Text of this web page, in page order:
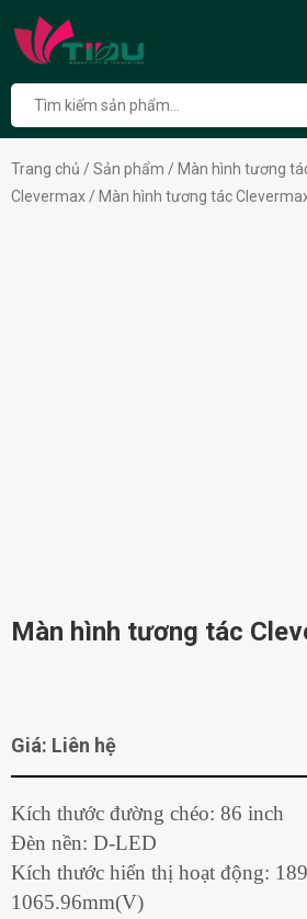
Trang chủ / Sản phẩm / Màn hình tương
Clevermax / Màn hình tương tác
Màn hình tương tác
Giá: Liên hệ
Kích thước đường chéo: 86 inch
Đèn nền: D-LED
Kích thước hiển thị hoạt động:
1065.96mm(V)